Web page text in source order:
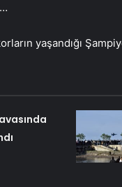
yaşandığı